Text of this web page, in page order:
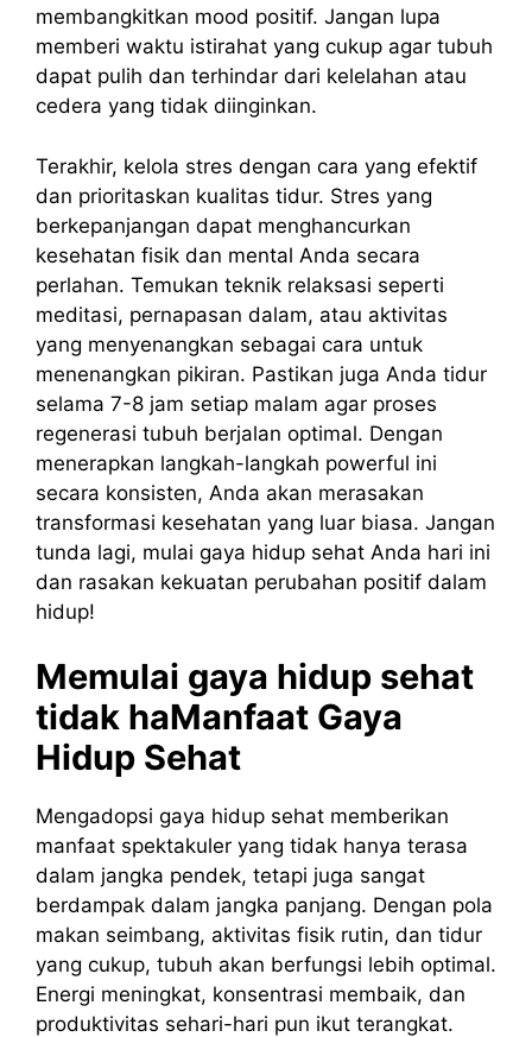
membangkitkan mood positif. Jangan lupa
memberi waktu istirahat yang cukup agar tubuh
dapat pulih dan terhindar dari kelelahan atau
cedera yang tidak diinginkan.
Terakhir, kelola stres dengan cara yang efektif
dan prioritaskan kualitas tidur. Stres yang
berkepanjangan dapat menghancurkan
kesehatan fisik dan mental Anda secara
perlahan. Temukan teknik relaksasi seperti
meditasi, pernapasan dalam, atau aktivitas
yang menyenangkan sebagai cara untuk
menenangkan pikiran. Pastikan juga Anda tidur
selama 7-8 jam setiap malam agar proses
regenerasi tubuh berjalan optimal. Dengan
menerapkan langkah-langkah powerful ini
secara konsisten, Anda akan merasakan
transformasi kesehatan yang luar biasa. Jangan
tunda lagi, mulai gaya hidup sehat Anda hari ini
dan rasakan kekuatan perubahan positif dalam
hidup!
Memulai gaya hidup sehat
tidak haManfaat Gaya
Hidup Sehat
Mengadopsi gaya hidup sehat memberikan
manfaat spektakuler yang tidak hanya terasa
dalam jangka pendek, tetapi juga sangat
berdampak dalam jangka panjang. Dengan pola
makan seimbang, aktivitas fisik rutin, dan tidur
yang cukup, tubuh akan berfungsi lebih optimal.
Energi meningkat, konsentrasi membaik, dan
produktivitas sehari-hari pun ikut terangkat.